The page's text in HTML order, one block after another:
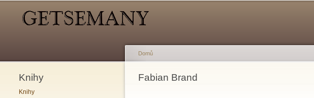
Knihy
Knihy
Jste zde
Domů
Fabian Brand